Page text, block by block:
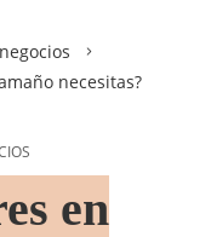
necesitas?
en